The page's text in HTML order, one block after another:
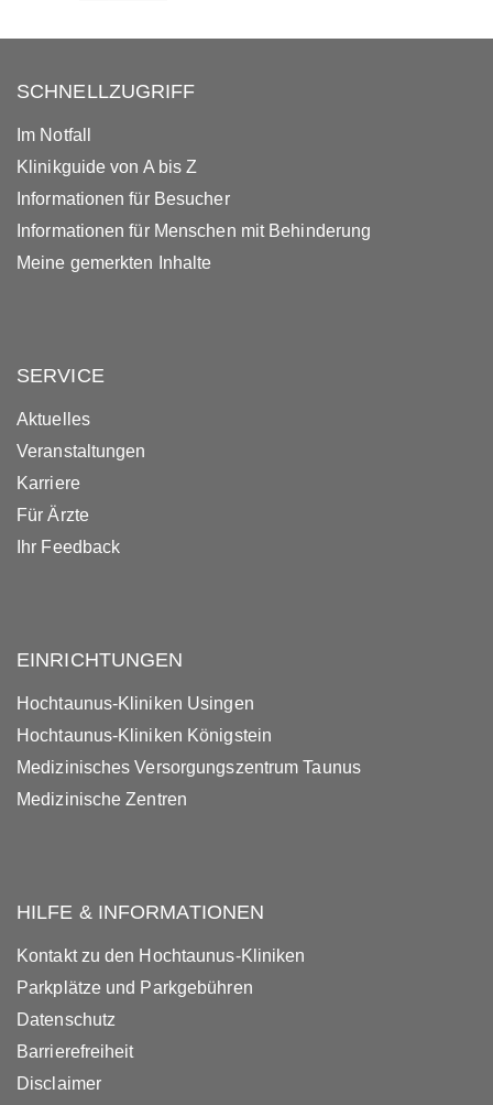
SCHNELLZUGRIFF
Im Notfall
Klinikguide von A bis Z
Informationen für Besucher
Informationen für Menschen mit Behinderung
Meine gemerkten Inhalte
SERVICE
Aktuelles
Veranstaltungen
Karriere
Für Ärzte
Ihr Feedback
EINRICHTUNGEN
Hochtaunus-Kliniken Usingen
Hochtaunus-Kliniken Königstein
Medizinisches Versorgungszentrum Taunus
Medizinische Zentren
HILFE & INFORMATIONEN
Kontakt zu den Hochtaunus-Kliniken
Parkplätze und Parkgebühren
Datenschutz
Barrierefreiheit
Disclaimer